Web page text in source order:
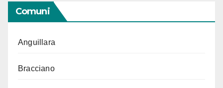
Comuni
Anguillara
Bracciano